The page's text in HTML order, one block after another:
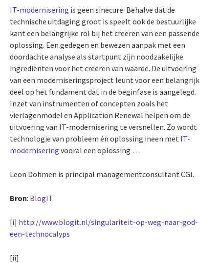
IT-modernisering is geen sinecure. Behalve dat de
technische uitdaging groot is speelt ook de bestuurlijke
kant een belangrijke rol bij het creëren van een passende
oplossing. Een gedegen en bewezen aanpak met een
doordachte analyse als startpunt zijn noodzakelijke
ingrediënten voor het creëren van waarde. De uitvoering
van een moderniseringsproject leunt voor een belangrijk
deel op het fundament dat in de beginfase is aangelegd.
Inzet van instrumenten of concepten zoals het
vierlagenmodel en Application Renewal helpen om de
uitvoering van IT-modernisering te versnellen. Zo wordt
technologie van probleem én oplossing ineen met IT-
modernisering vooral een oplossing …
Leon Dohmen is principal managementconsultant CGI.
Bron: BlogIT
[i] http://www.blogit.nl/singulariteit-op-weg-naar-god-
een-technocalyps
[ii]